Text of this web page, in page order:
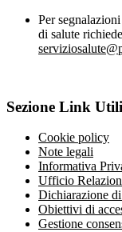
Per
di salute
Sezione Link Utili
Cookie policy
Note legali
Informativa
Ufficio
Dichiarazione
Obiettivi di
Gestione